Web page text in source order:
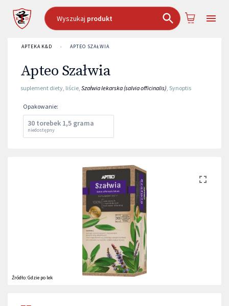
Wyszukaj produkt
APTEKA K&D › APTEO SZAŁWIA
Apteo Szałwia
suplement diety, liście, Szałwia lekarska (salvia officinalis), Synoptis
Opakowanie:
30 torebek 1,5 grama
niedostępny
Źródło:Gdzie po lek